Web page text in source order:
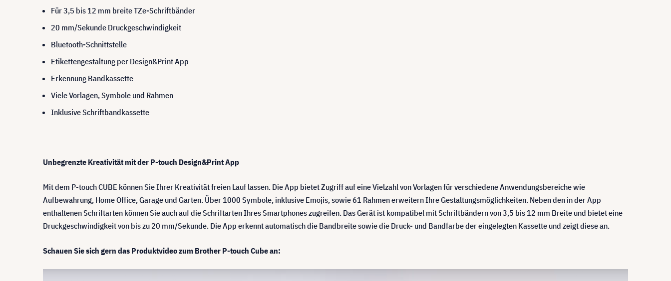
Für 3,5 bis 12 mm breite TZe-Schriftbänder
20 mm/Sekunde Druckgeschwindigkeit
Bluetooth-Schnittstelle
Etikettengestaltung per Design&Print App
Erkennung Bandkassette
Viele Vorlagen, Symbole und Rahmen
Inklusive Schriftbandkassette
Unbegrenzte Kreativität mit der P-touch Design&Print App
Mit dem P-touch CUBE können Sie Ihrer Kreativität freien Lauf lassen. Die App bietet Zugriff auf eine Vielzahl von Vorlagen für verschiedene Anwendungsbereiche wie
Aufbewahrung, Home Office, Garage und Garten. Über 1000 Symbole, inklusive Emojis, sowie 61 Rahmen erweitern Ihre Gestaltungsmöglichkeiten. Neben den in der App
enthaltenen Schriftarten können Sie auch auf die Schriftarten Ihres Smartphones zugreifen. Das Gerät ist kompatibel mit Schriftbändern von 3,5 bis 12 mm Breite und bietet eine
Druckgeschwindigkeit von bis zu 20 mm/Sekunde. Die App erkennt automatisch die Bandbreite sowie die Druck- und Bandfarbe der eingelegten Kassette und zeigt diese an.
Schauen Sie sich gern das Produktvideo zum Brother P-touch Cube an: